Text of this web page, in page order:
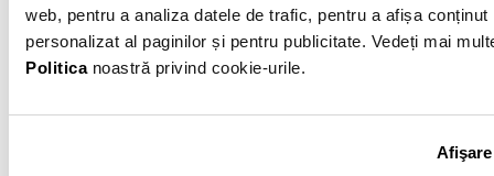
web, pentru a analiza datele de trafic, pentru a afișa conținut
personalizat al paginilor și pentru publicitate. Vedeți mai
Politicanoastră privind cookie-urile.
Afişare
hand. Mogo IFN S.A. are sediul în București,
Sector 6, Calea Plevnei, Nr. 159, Business Garden
Bucharest, Cladirea A, etaj 6.
anuală (DAE) pentru un credit de 25.000 Lei pentru o
perioadă de 60 de luni, este de 49,11%, presupunând o
valoare a ratei de 1.080,68 Lei, cu o rată a dobânzii de